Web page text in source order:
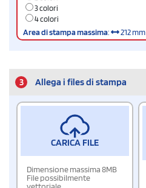
3 colori
4 colori
Area di stampa massima: 212 mm
3 Allega i files di stampa
CARICA FILE
Dimensione massima 8MB
File possibilmente